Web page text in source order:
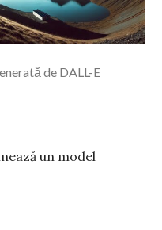
de DALL-E
un model